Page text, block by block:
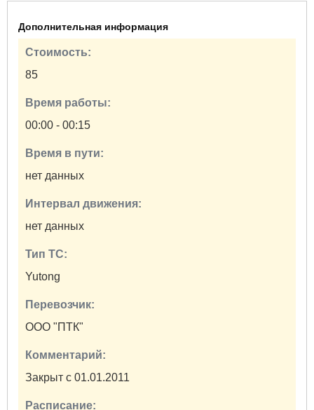
Дополнительная информация
Стоимость:
85
Время работы:
00:00 - 00:15
Время в пути:
нет данных
Интервал движения:
нет данных
Тип ТС:
Yutong
Перевозчик:
ООО "ПТК"
Комментарий:
Закрыт с 01.01.2011
Расписание: